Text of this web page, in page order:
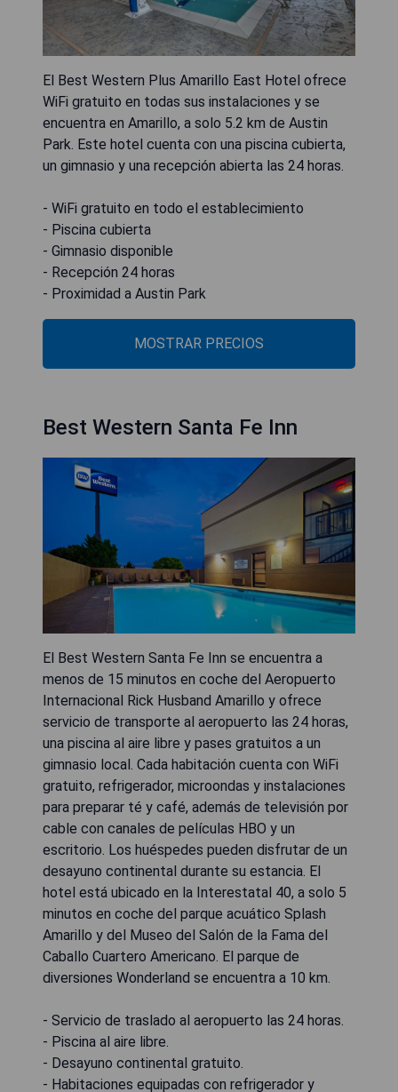
El Best Western Plus Amarillo East Hotel ofrece
WiFi gratuito en todas sus instalaciones y se
encuentra en Amarillo, a solo 5.2 km de Austin
Park. Este hotel cuenta con una piscina cubierta,
un gimnasio y una recepción abierta las 24 horas.
- WiFi gratuito en todo el establecimiento
- Piscina cubierta
- Gimnasio disponible
- Recepción 24 horas
- Proximidad a Austin Park
MOSTRAR PRECIOS
Best Western Santa Fe Inn
El Best Western Santa Fe Inn se encuentra a
menos de 15 minutos en coche del Aeropuerto
Internacional Rick Husband Amarillo y ofrece
servicio de transporte al aeropuerto las 24 horas,
una piscina al aire libre y pases gratuitos a un
gimnasio local. Cada habitación cuenta con WiFi
gratuito, refrigerador, microondas y instalaciones
para preparar té y café, además de televisión por
cable con canales de películas HBO y un
escritorio. Los huéspedes pueden disfrutar de un
desayuno continental durante su estancia. El
hotel está ubicado en la Interestatal 40, a solo 5
minutos en coche del parque acuático Splash
Amarillo y del Museo del Salón de la Fama del
Caballo Cuartero Americano. El parque de
diversiones Wonderland se encuentra a 10 km.
- Servicio de traslado al aeropuerto las 24 horas.
- Piscina al aire libre.
- Desayuno continental gratuito.
- Habitaciones equipadas con refrigerador y